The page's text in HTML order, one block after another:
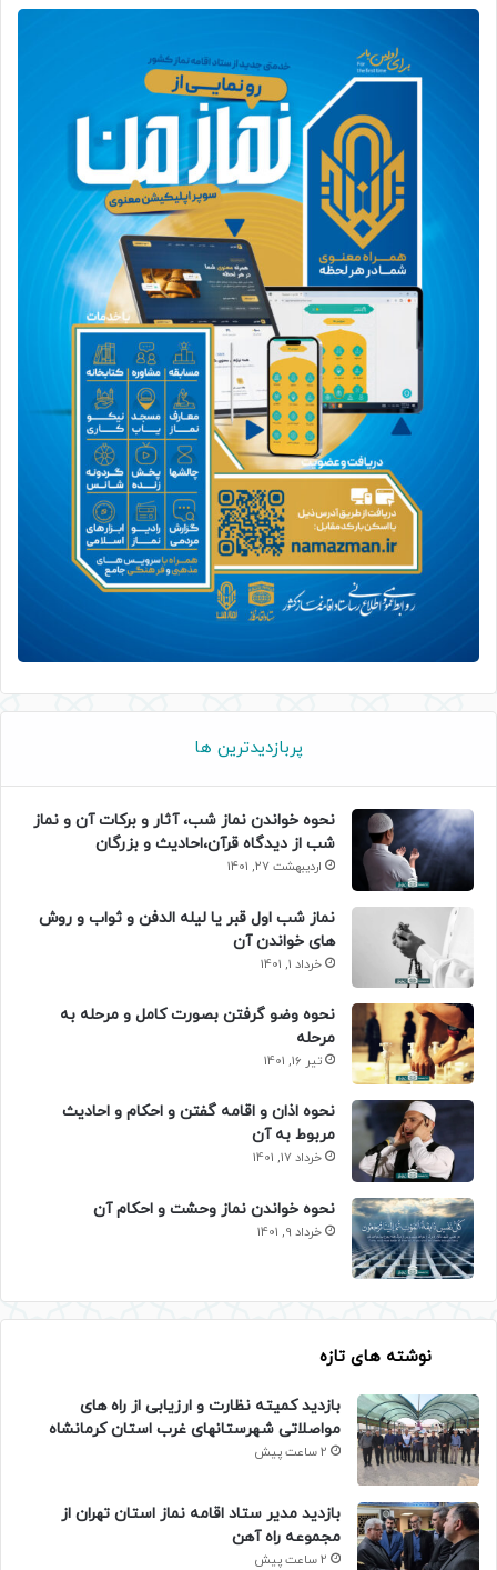
پربازدیدترین ها
نحوه خواندن نماز شب، آثار و برکات آن و نماز
شب از دیدگاه قرآن،احادیث و بزرگان
اردیبهشت 27, 1401
نماز شب اول قبر یا لیله الدفن و ثواب و روش
های خواندن آن
خرداد 1, 1401
نحوه وضو گرفتن بصورت کامل و مرحله به
مرحله
تیر 16, 1401
نحوه اذان و اقامه گفتن و احکام و احادیث
مربوط به آن
خرداد 17, 1401
نحوه خواندن نماز وحشت و احکام آن
خرداد 9, 1401
نوشته های تازه
بازدید کمیته نظارت و ارزیابی از راه های
مواصلاتی شهرستانهای غرب استان کرمانشاه
2 ساعت پیش
بازدید مدیر ستاد اقامه نماز استان تهران از
مجموعه راه آهن
2 ساعت پیش